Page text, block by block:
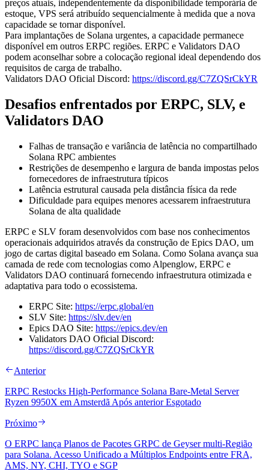
preços atuais, independentemente da disponibilidade temporária de
estoque, VPS será atribuído sequencialmente à medida que a nova
capacidade se tornar disponível.
Para implantações de Solana urgentes, a capacidade permanece
disponível em outros ERPC regiões. ERPC e Validators DAO
podem aconselhar sobre a colocação regional ideal dependendo dos
requisitos de carga de trabalho.
Validators DAO Oficial Discord: https://discord.gg/C7ZQSrCkYR
Desafios enfrentados por ERPC, SLV, e
Validators DAO
Falhas de transação e variância de latência no compartilhado
Solana RPC ambientes
Restrições de desempenho e largura de banda impostas pelos
fornecedores de infraestrutura típicos
Latência estrutural causada pela distância física da rede
Dificuldade para equipes menores acessarem infraestrutura
Solana de alta qualidade
ERPC e SLV foram desenvolvidos com base nos conhecimentos
operacionais adquiridos através da construção de Epics DAO, um
jogo de cartas digital baseado em Solana. Como Solana avança sua
camada de rede com tecnologias como Alpenglow, ERPC e
Validators DAO continuará fornecendo infraestrutura otimizada e
adaptativa para todo o ecossistema.
ERPC Site: https://erpc.global/en
SLV Site: https://slv.dev/en
Epics DAO Site: https://epics.dev/en
Validators DAO Oficial Discord:
https://discord.gg/C7ZQSrCkYR
Anterior
ERPC Restocks High-Performance Solana Bare-Metal Server
Ryzen 9950X em Amsterdã Após anterior Esgotado
Próximo
O ERPC lança Planos de Pacotes GRPC de Geyser multi-Região
para Solana. Acesso Unificado a Múltiplos Endpoints entre FRA,
AMS, NY, CHI, TYO e SGP